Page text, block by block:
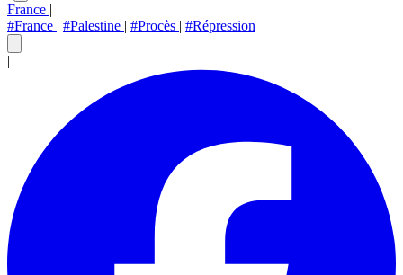
France |
#France | #Palestine | #Procès | #Répression
|